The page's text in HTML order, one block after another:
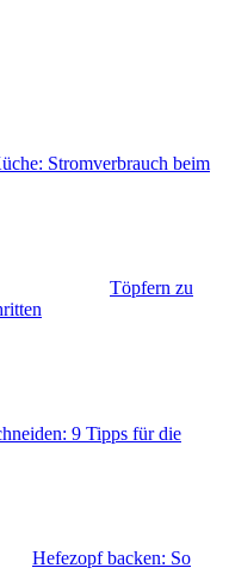
Stromverbrauch beim
Töpfern zu
9 Tipps für die
Hefezopf backen: So